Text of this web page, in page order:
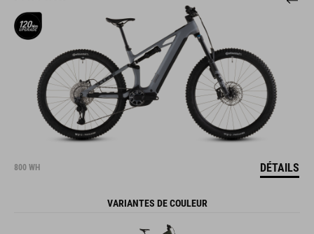
800 WH DÉTAILS
VARIANTES DE COULEUR